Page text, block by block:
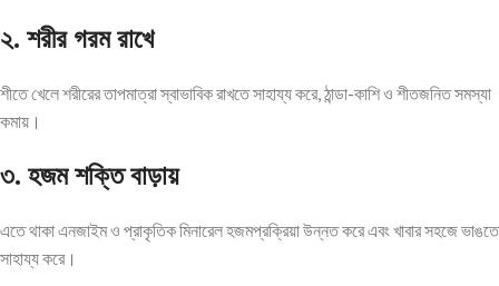
২. শরীর গরম রাখে
শীতে খেলে শরীরের তাপমাত্রা স্বাভাবিক রাখতে সাহায্য করে, ঠান্ডা-কাশি ও শীতজনিত সমস্যা
কমায়।
৩. হজম শক্তি বাড়ায়
এতে থাকা এনজাইম ও প্রাকৃতিক মিনারেল হজমপ্রক্রিয়া উন্নত করে এবং খাবার সহজে ভাঙতে
সাহায্য করে।